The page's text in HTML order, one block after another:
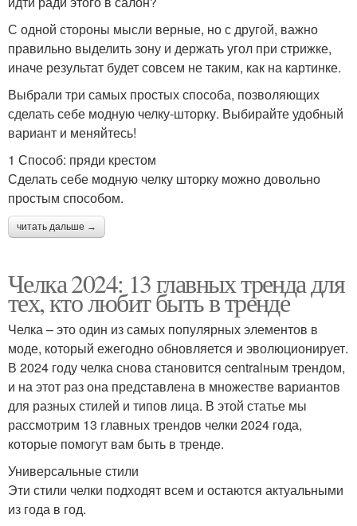
С одной стороны мысли верные, но с другой, важно
правильно выделить зону и держать угол при стрижке,
иначе результат будет совсем не таким, как на картинке.
Выбрали три самых простых способа, позволяющих
сделать себе модную челку-шторку. Выбирайте удобный
вариант и меняйтесь!
1 Способ: пряди крестом
Сделать себе модную челку шторку можно довольно
простым способом.
читать дальше →
Челка 2024: 13 главных тренда для
тех, кто любит быть в тренде
Челка – это один из самых популярных элементов в
моде, который ежегодно обновляется и эволюционирует.
В 2024 году челка снова становится centralным трендом,
и на этот раз она представлена в множестве вариантов
для разных стилей и типов лица. В этой статье мы
рассмотрим 13 главных трендов челки 2024 года,
которые помогут вам быть в тренде.
Универсальные стили
Эти стили челки подходят всем и остаются актуальными
из года в год.